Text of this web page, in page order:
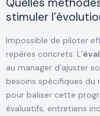
stimuler
Impossible de piloter
repères concrets. L’
au manager d’ajuster
besoins spécifiques du
pour baliser cette
évaluatifs, entretiens